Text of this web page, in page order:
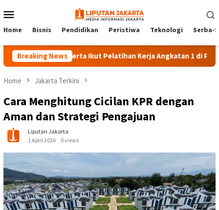
to
Menu
Home Bisnis Pendidikan Peristiwa Teknologi Serba-
Breaking News
140 Peserta Ikut Pelatihan Kerja Angkatan 1 di PPKD Jaksel
Home Jakarta Terkini
Cara Menghitung Cicilan KPR dengan
Aman dan Strategi Pengajuan
Liputan Jakarta
1 April 2026
0 views